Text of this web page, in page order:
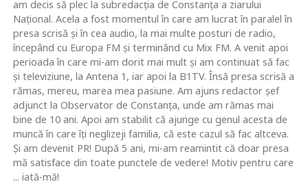
am decis să plec la subredacţia de Constanţa a ziarului
Naţional. Acela a fost momentul în care am lucrat în paralel în
presa scrisă şi în cea audio, la mai multe posturi de radio,
începând cu Europa FM şi terminând cu Mix FM. A venit apoi
perioada în care mi-am dorit mai mult şi am continuat să fac
şi televiziune, la Antena 1, iar apoi la B1TV. Însă presa scrisă a
rămas, mereu, marea mea pasiune. Am ajuns redactor şef
adjunct la Observator de Constanţa, unde am rămas mai
bine de 10 ani. Apoi am stabilit că ajunge cu genul acesta de
muncă în care îţi neglizeji familia, că este cazul să fac altceva.
Şi am devenit PR! După 5 ani, mi-am reamintit că doar presa
mă satisface din toate punctele de vedere! Motiv pentru care
... iată-mă!